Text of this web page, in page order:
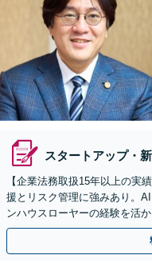
スタートアップ・
【企業法務取扱15年以上の実
援とリスク管理に強みあり。
ンハウスローヤーの経験を活
ンライン面談対応】【夜間・